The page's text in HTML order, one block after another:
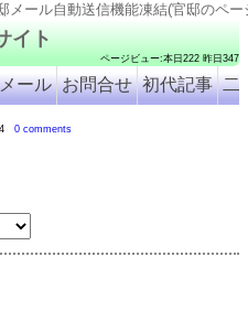
イト
ページビュー:本日222 昨日347
ール お問合せ 初代記事 二
0 comments
動送信機能凍結(官邸のページ仕